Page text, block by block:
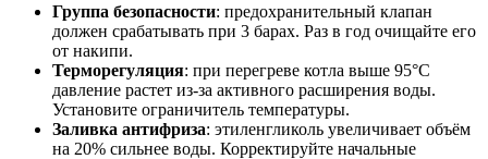
Группа безопасности: предохранительный клапан
должен срабатывать при 3 барах. Раз в год очищайте его
от накипи.
Терморегуляция: при перегреве котла выше 95°C
давление растет из-за активного расширения воды.
Установите ограничитель температуры.
Заливка антифриза: этиленгликоль увеличивает объём
на 20% сильнее воды. Корректируйте начальные